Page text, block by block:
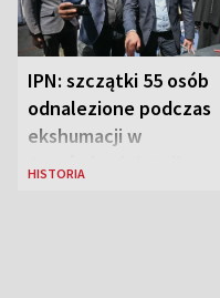
IPN: szczątki 55 osób
odnalezione podczas
ekshumacji w
Ostrówkach i Woli
HISTORIA